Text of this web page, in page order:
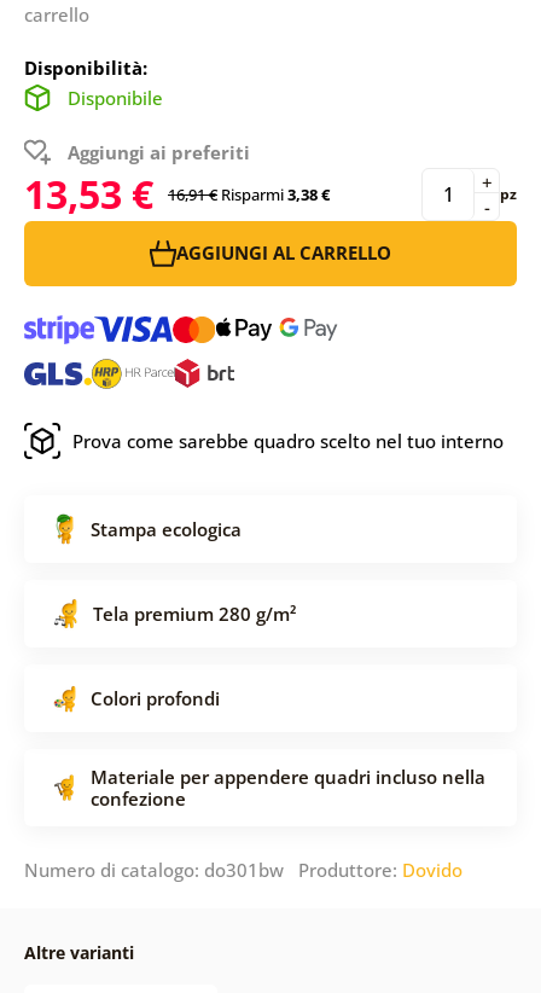
carrello
Disponibilità:
Disponibile
Aggiungi ai preferiti
13,53 € 16,91 € Risparmi3,38 € -
+ pz
AGGIUNGI AL CARRELLO
Prova come sarebbe quadro scelto nel tuo interno
Stampa ecologica
Tela premium 280 g/m²
Colori profondi
Materiale per appendere quadri incluso nella
confezione
Numero di catalogo: do301bw Produttore: Dovido
Altre varianti